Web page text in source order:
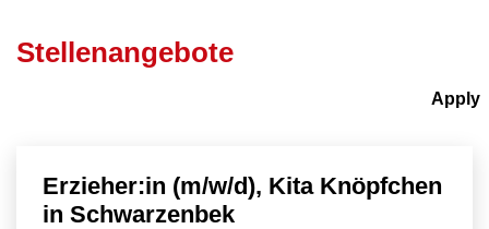
Stellenangebote
Erzieher:in (m/w/d), Kita Knöpfchen
in Schwarzenbek